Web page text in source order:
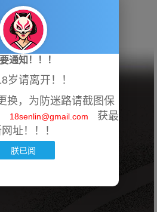
通知！！！
岁请离开！！
换，为防迷路请截图保
18senlin@gmail.com
获最
址！！！
朕已阅